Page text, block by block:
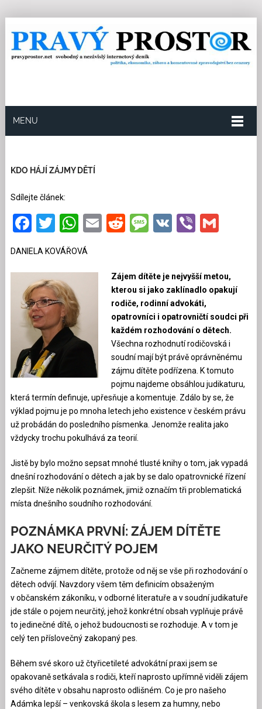
MENU
KDO HÁJÍ ZÁJMY DĚTÍ
Sdílejte článek:
Facebook
Twitter
WhatsApp
EmailRedditMessage
VKViber
DANIELA KOVÁŘOVÁ
Zájem dítěte je nejvyšší metou,
kterou si jako zaklínadlo opakují
rodiče, rodinní advokáti,
opatrovníci i opatrovničtí soudci při
každém rozhodování o dětech.
Všechna rozhodnutí rodičovská i
soudní mají být právě oprávněnému
zájmu dítěte podřízena. K tomuto
pojmu najdeme obsáhlou judikaturu,
která termín definuje, upřesňuje a komentuje. Zdálo by se, že
výklad pojmu je po mnoha letech jeho existence v českém právu
už probádán do posledního písmenka. Jenomže realita jako
vždycky trochu pokulhává za teorií.
Jistě by bylo možno sepsat mnohé tlusté knihy o tom, jak vypadá
dnešní rozhodování o dětech a jak by se dalo opatrovnické řízení
zlepšit. Níže několik poznámek, jimiž označím tři problematická
místa dnešního soudního rozhodování.
POZNÁMKA PRVNÍ: ZÁJEM DÍTĚTE
JAKO NEURČITÝ POJEM
Začneme zájmem dítěte, protože od něj se vše při rozhodování o
dětech odvíjí. Navzdory všem těm definicím obsaženým
v občanském zákoníku, v odborné literatuře a v soudní judikatuře
jde stále o pojem neurčitý, jehož konkrétní obsah vyplňuje právě
to jedinečné dítě, o jehož budoucnosti se rozhoduje. A v tom je
celý ten příslovečný zakopaný pes.
Během své skoro už čtyřicetileté advokátní praxi jsem se
opakovaně setkávala s rodiči, kteří naprosto upřímně viděli zájem
svého dítěte v obsahu naprosto odlišném. Co je pro našeho
Adámka lepší – venkovská škola s lesem za humny, nebo